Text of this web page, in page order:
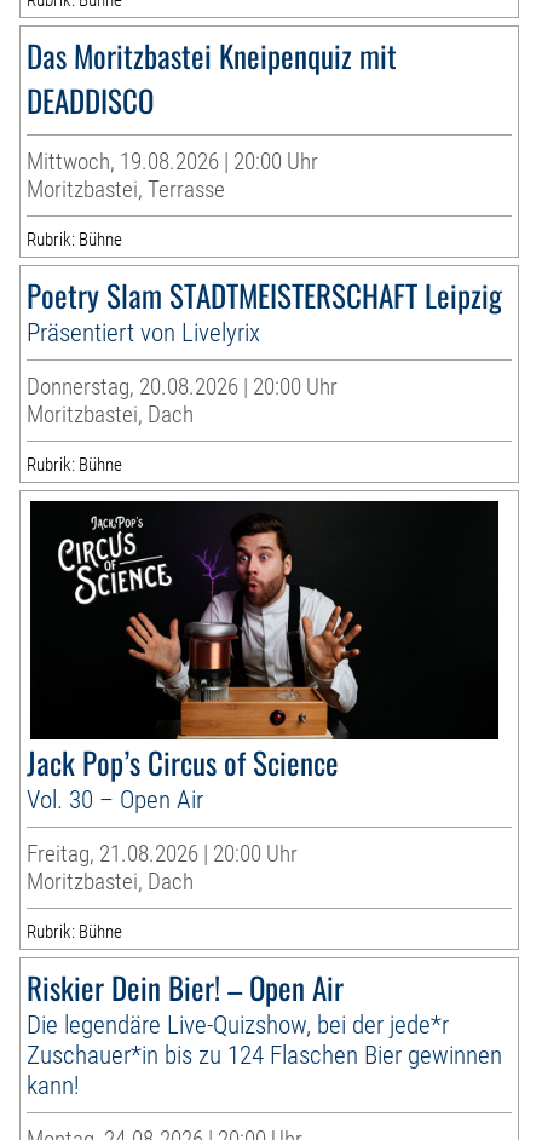
Das Moritzbastei Kneipenquiz mit
DEADDISCO
Mittwoch, 19.08.2026 | 20:00 Uhr
Moritzbastei, Terrasse
Rubrik: Bühne
Poetry Slam STADTMEISTERSCHAFT Leipzig
Präsentiert von Livelyrix
Donnerstag, 20.08.2026 | 20:00 Uhr
Moritzbastei, Dach
Rubrik: Bühne
Jack Pop’s Circus of Science
Vol. 30 – Open Air
Freitag, 21.08.2026 | 20:00 Uhr
Moritzbastei, Dach
Rubrik: Bühne
Riskier Dein Bier! – Open Air
Die legendäre Live-Quizshow, bei der jede*r
Zuschauer*in bis zu 124 Flaschen Bier gewinnen
kann!